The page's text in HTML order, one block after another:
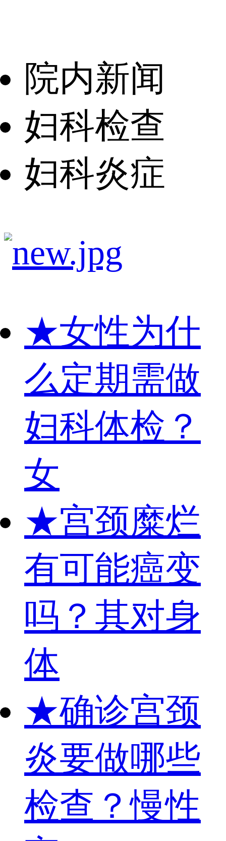
院内新闻
妇科检查
妇科炎症
★女性为什
么定期需做
妇科体检？
女
★宫颈糜烂
有可能癌变
吗？其对身
体
★确诊宫颈
炎要做哪些
检查？慢性